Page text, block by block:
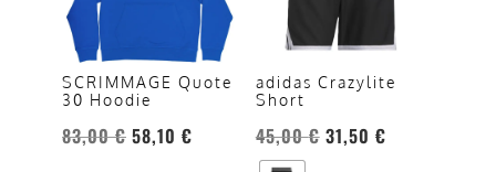
SCRIMMAGE Quote
30 Hoodie
83,00€ 58,10 €
varianti.
Le
opzioni
possono
essere
adidas Crazylite
Short
45,00€ 31,50 €
varianti.
opzioni
possono
essere
scelte